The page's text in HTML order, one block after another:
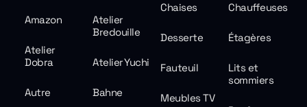
Amazon
Atelier
Bredouille
Atelier
Dobra
Atelier Yuchi
Autre Bahne
Chaises Chauffeuses
Desserte Étagères
Fauteuil
Lits et
sommiers
Meubles TV